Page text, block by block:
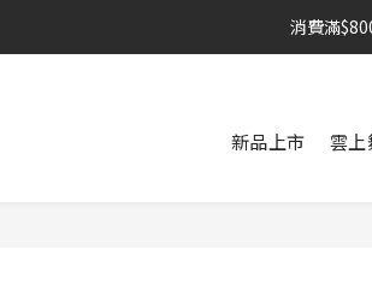
消費滿
新品上市 雲上